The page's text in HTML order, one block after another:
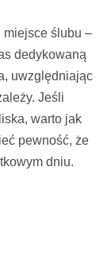
miejsce ślubu –
dedykowaną
uwzględniając
Jeśli
warto jak
pewność, że
dniu.